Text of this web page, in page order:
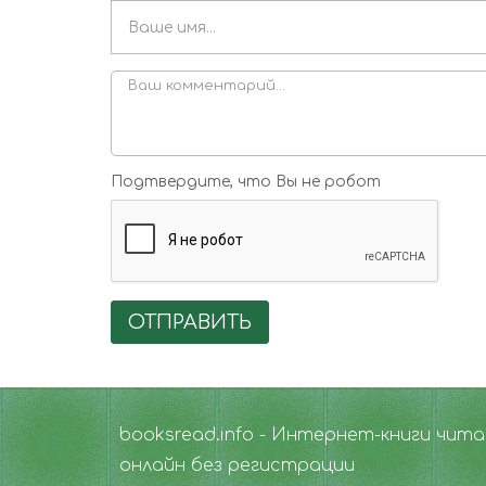
Подтвердите, что Вы не робот
ОТПРАВИТЬ
booksread.info - Интернет-книги
онлайн без регистрации